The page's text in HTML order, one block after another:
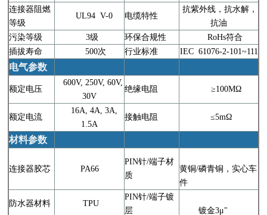
连接器阻燃
等级
UL94 V-0 电缆特性
抗紫外线，抗水解，
抗油
污染等级
3级 环保合规性
RoHs符合
插拔寿命
500次 行业标准 IEC 61076-2-101~111
电气参数
额定电压
600V, 250V, 60V,
30V
绝缘电阻 ≥100MΩ
额定电流
16A, 4A, 3A,
1.5A
接触电阻 ≤5mΩ
材料参数
连接器胶芯 PA66
PIN针/端子材
质
黄铜/磷青铜，实心车
件
防水器材料 TPU
PIN针/端子镀
层
镀金3μ"